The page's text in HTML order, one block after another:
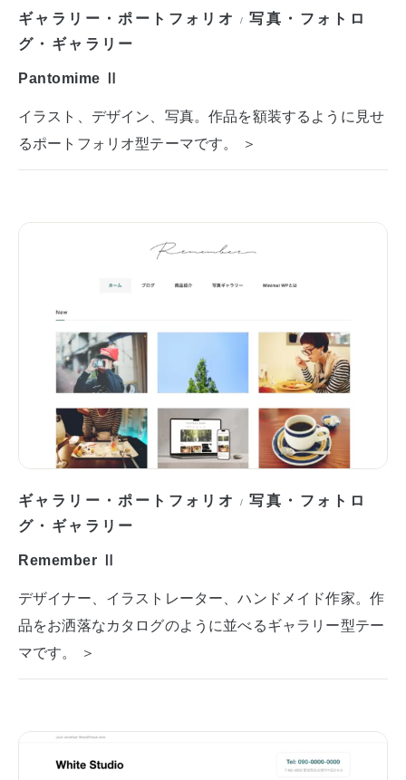
ギャラリー・ポートフォリオ /写真・フォトロ
グ・ギャラリー
Pantomime Ⅱ
イラスト、デザイン、写真。作品を額装するように見せ
るポートフォリオ型テーマです。 ＞
ギャラリー・ポートフォリオ /写真・フォトロ
グ・ギャラリー
Remember Ⅱ
デザイナー、イラストレーター、ハンドメイド作家。作
品をお洒落なカタログのように並べるギャラリー型テー
マです。 ＞